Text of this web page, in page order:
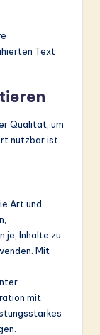
Text
Qualität, um
nutzbar ist.
Art und
je, Inhalte zu
Mit
mit